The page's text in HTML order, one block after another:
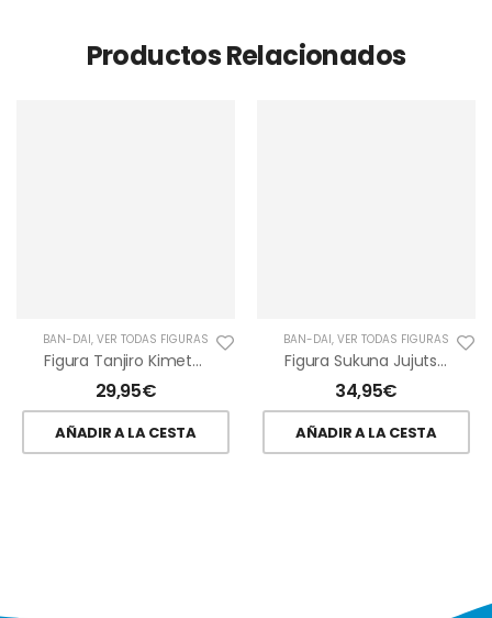
Productos Relacionados
BAN-DAI, VER TODAS FIGURAS
Figura Tanjiro Kimetsu No Yaiba Series
29,95€
AÑADIR A LA CESTA
BAN-DAI, VER TODAS FIGURAS
Figura Sukuna Jujutsu Kaisen Jukon No Kata
34,95€
AÑADIR A LA CESTA